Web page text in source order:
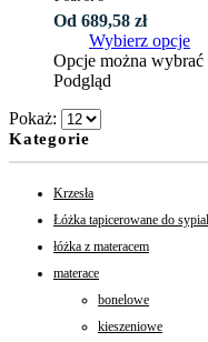
Od 689,58 zł
Wybierz opcje
Opcje można
Podgląd
Pokaż:
Kategorie
Krzesła
Łóżka tapicerowane do
łóżka z materacem
materace
bonelowe
kieszeniowe